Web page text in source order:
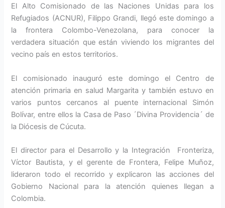
El Alto Comisionado de las Naciones Unidas para los
Refugiados (ACNUR), Filippo Grandi, llegó este domingo a
la frontera Colombo-Venezolana, para conocer la
verdadera situación que están viviendo los migrantes del
vecino país en estos territorios.
El comisionado inauguró este domingo el Centro de
atención primaria en salud Margarita y también estuvo en
varios puntos cercanos al puente internacional Simón
Bolívar, entre ellos la Casa de Paso ´Divina Providencia´ de
la Diócesis de Cúcuta.
El director para el Desarrollo y la Integración Fronteriza,
Víctor Bautista, y el gerente de Frontera, Felipe Muñoz,
lideraron todo el recorrido y explicaron las acciones del
Gobierno Nacional para la atención quienes llegan a
Colombia.